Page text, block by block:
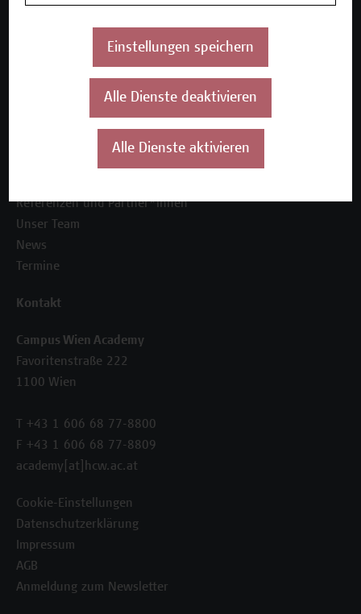
Inhouse-Weiterbildung
Referenzen und Partner*innen
Unser Team
News
Termine
Kontakt
Campus Wien Academy
Favoritenstraße 222
1100 Wien
T +43 1 606 68 77-8800
F +43 1 606 68 77-8809
academy[at]hcw.ac.at
Cookie-Einstellungen
Datenschutzerklärung
Impressum
AGB
Anmeldung zum Newsletter
Einstellungen speichern
Alle Dienste deaktivieren
Alle Dienste aktivieren